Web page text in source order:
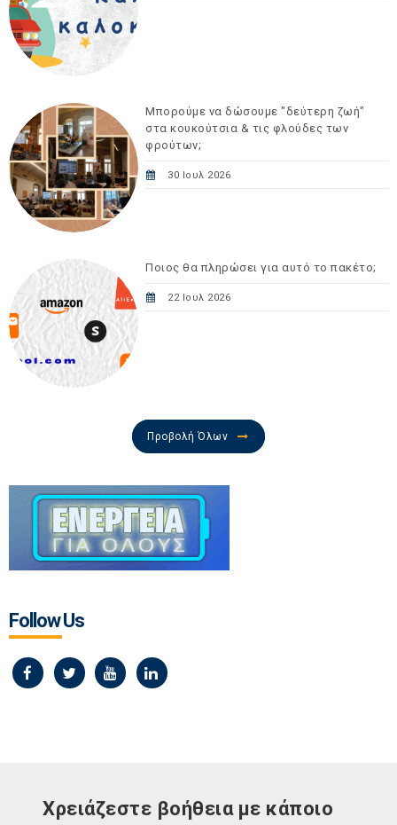
Μπορούμε να δώσουμε "δεύτερη ζωή"
στα κουκούτσια & τις φλούδες των
φρούτων;
30 Ιουλ 2026
Ποιος θα πληρώσει για αυτό το πακέτο;
22 Ιουλ 2026
Προβολή Όλων
Follow Us
Χρειάζεστε βοήθεια με κάποιο